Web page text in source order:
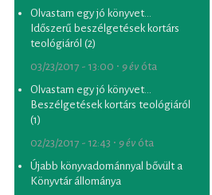
Olvastam egy jó könyvet...
Időszerű beszélgetések kortárs
teológiáról (2)
03/23/2017 - 13:00 ∙ 9 év óta
Olvastam egy jó könyvet...
Beszélgetések kortárs teológiáról
(1)
02/23/2017 - 12:43 ∙ 9 év óta
Újabb könyvadománnyal bővült a
Könyvtár állománya